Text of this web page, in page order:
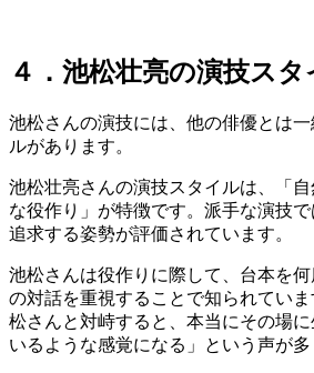
４．池松壮亮の演技ス
池松さんの演技には、他の俳優とは
ルがあります。
池松壮亮さんの演技スタイルは、「
な役作り」が特徴です。派手な演技
追求する姿勢が評価されています。
池松さんは役作りに際して、台本を
の対話を重視することで知られてい
松さんと対峙すると、本当にその場
いるような感覚になる」という声が多